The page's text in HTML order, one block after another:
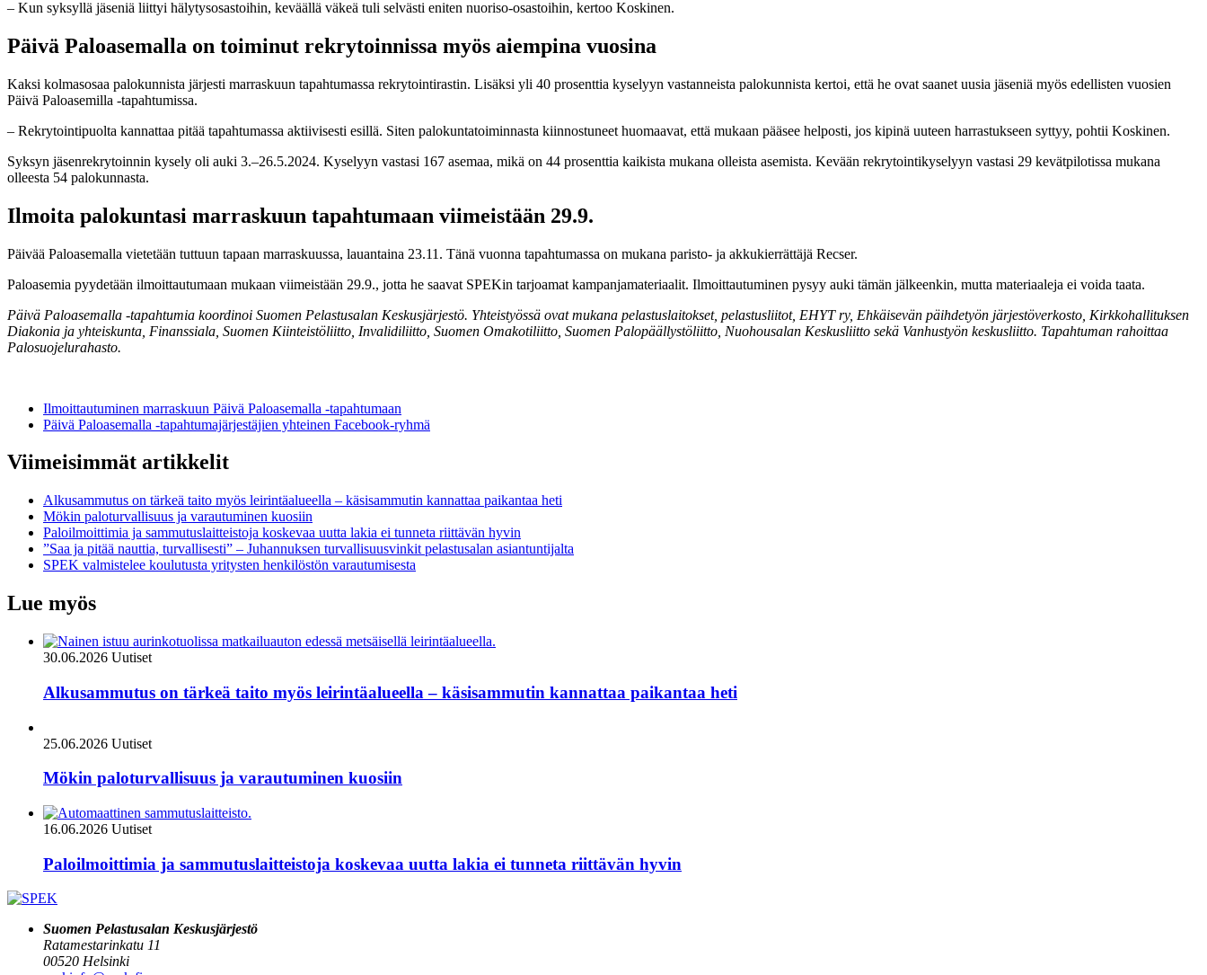
– Kun syksyllä jäseniä liittyi hälytysosastoihin, keväällä väkeä tuli selvästi eniten nuoriso-osastoihin, kertoo Koskinen.
Päivä Paloasemalla on toiminut rekrytoinnissa myös aiempina vuosina
Kaksi kolmasosaa palokunnista järjesti marraskuun tapahtumassa rekrytointirastin. Lisäksi yli 40 prosenttia kyselyyn vastanneista palokunnista kertoi, että he ovat saanet uusia jäseniä myös edellisten vuosien
Päivä Paloasemilla -tapahtumissa.
– Rekrytointipuolta kannattaa pitää tapahtumassa aktiivisesti esillä. Siten palokuntatoiminnasta kiinnostuneet huomaavat, että mukaan pääsee helposti, jos kipinä uuteen harrastukseen syttyy, pohtii Koskinen.
Syksyn jäsenrekrytoinnin kysely oli auki 3.–26.5.2024. Kyselyyn vastasi 167 asemaa, mikä on 44 prosenttia kaikista mukana olleista asemista. Kevään rekrytointikyselyyn vastasi 29 kevätpilotissa mukana
olleesta 54 palokunnasta.
Ilmoita palokuntasi marraskuun tapahtumaan viimeistään 29.9.
Päivää Paloasemalla vietetään tuttuun tapaan marraskuussa, lauantaina 23.11. Tänä vuonna tapahtumassa on mukana paristo- ja akkukierrättäjä Recser.
Paloasemia pyydetään ilmoittautumaan mukaan viimeistään 29.9., jotta he saavat SPEKin tarjoamat kampanjamateriaalit. Ilmoittautuminen pysyy auki tämän jälkeenkin, mutta materiaaleja ei voida taata.
Päivä Paloasemalla -tapahtumia koordinoi Suomen Pelastusalan Keskusjärjestö. Yhteistyössä ovat mukana pelastuslaitokset, pelastusliitot, EHYT ry, Ehkäisevän päihdetyön järjestöverkosto, Kirkkohallituksen
Diakonia ja yhteiskunta, Finanssiala, Suomen Kiinteistöliitto, Invalidiliitto, Suomen Omakotiliitto, Suomen Palopäällystöliitto, Nuohousalan Keskusliitto sekä Vanhustyön keskusliitto. Tapahtuman rahoittaa
Palosuojelurahasto.
Ilmoittautuminen marraskuun Päivä Paloasemalla -tapahtumaan
Päivä Paloasemalla -tapahtumajärjestäjien yhteinen Facebook-ryhmä
Viimeisimmät artikkelit
Alkusammutus on tärkeä taito myös leirintäalueella – käsisammutin kannattaa paikantaa heti
Mökin paloturvallisuus ja varautuminen kuosiin
Paloilmoittimia ja sammutuslaitteistoja koskevaa uutta lakia ei tunneta riittävän hyvin
”Saa ja pitää nauttia, turvallisesti” – Juhannuksen turvallisuusvinkit pelastusalan asiantuntijalta
SPEK valmistelee koulutusta yritysten henkilöstön varautumisesta
Lue myös
30.06.2026 Uutiset
Alkusammutus on tärkeä taito myös leirintäalueella – käsisammutin kannattaa paikantaa heti
25.06.2026 Uutiset
Mökin paloturvallisuus ja varautuminen kuosiin
16.06.2026 Uutiset
Paloilmoittimia ja sammutuslaitteistoja koskevaa uutta lakia ei tunneta riittävän hyvin
Suomen Pelastusalan Keskusjärjestö
Ratamestarinkatu 11
00520 Helsinki